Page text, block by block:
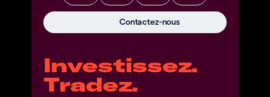
Investissez.
Tradez.